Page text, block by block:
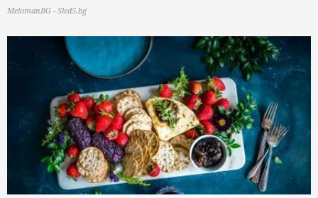
MelomanBG - Sled5.bg